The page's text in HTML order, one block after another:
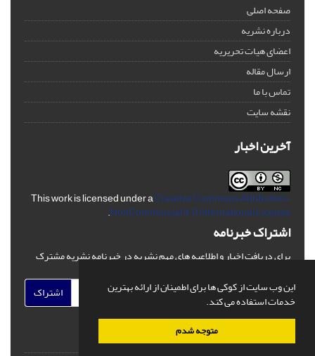
این وب سایت از کوکی ها برای اطمینان از ارائه بهترین
خدمات استفاده می کند.
متوجه شدم
صفحه اصلی
درباره نشریه
اعضای هیات تحریریه
ارسال مقاله
تماس با ما
نقشه سایت
آخرین اخبار
This work is licensed under aCreative Commons Attribution-
NonCommercial 4.0 International License
.
اشتراک خبرنامه
برای دریافت اخبار و اطلاعیه های مهم نشریه در خبرنامه نشریه مشترک
اشتراک